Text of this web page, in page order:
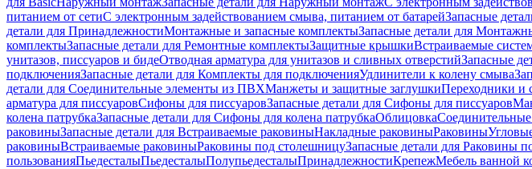
питанием от сетиС электронным задействованием смыва, питанием от батарейЗапасные
детали для ПринадлежностиМонтажные и запасные комплектыЗапасные детали для
комплектыЗапасные детали для Ремонтные комплектыЗащитные крышкиВстраиваемые
унитазов, писсуаров и бидеОтводная арматура для унитазов и сливных отверстийЗапасные
подключенияЗапасные детали для Комплекты для подключенияУдлинители к колену смыва
детали для Соединительные элементы из ПВХМанжеты и защитные заглушкиПереходники и
арматура для писсуаровCифоны для писсуаровЗапасные детали для Cифоны для писсуаров
колена патрубкаЗапасные детали для Сифоны для колена патрубкаОблицовка
раковиныЗапасные детали для Встраиваемые раковиныНакладные раковиныРаковины
раковиныВстраиваемые раковиныРаковины под столешницуЗапасные детали для Раковины
пользованияПьедесталыПьедесталыПолупьедесталыПринадлежностиКрепежМебель ванной